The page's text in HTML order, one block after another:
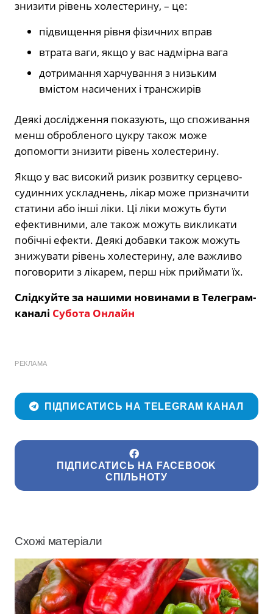
знизити рівень холестерину, – це:
підвищення рівня фізичних вправ
втрата ваги, якщо у вас надмірна вага
дотримання харчування з низьким
вмістом насичених і трансжирів
Деякі дослідження показують, що споживання
менш обробленого цукру також може
допомогти знизити рівень холестерину.
Якщо у вас високий ризик розвитку серцево-
судинних ускладнень, лікар може призначити
статини або інші ліки. Ці ліки можуть бути
ефективними, але також можуть викликати
побічні ефекти. Деякі добавки також можуть
знижувати рівень холестерину, але важливо
поговорити з лікарем, перш ніж приймати їх.
Слідкуйте за нашими новинами в Телеграм-
каналі Субота Онлайн
РЕКЛАМА
ПІДПИСАТИСЬ НА TELEGRAM КАНАЛ
ПІДПИСАТИСЬ НА FACEBOOK
СПІЛЬНОТУ
Схожі матеріали